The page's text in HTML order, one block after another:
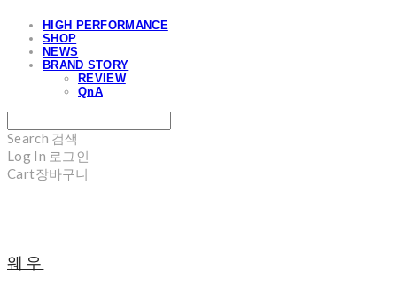
HIGH PERFORMANCE
SHOP
NEWS
BRAND STORY
REVIEW
QnA
Search 검색
Log In 로그인
Cart장바구니
웨우